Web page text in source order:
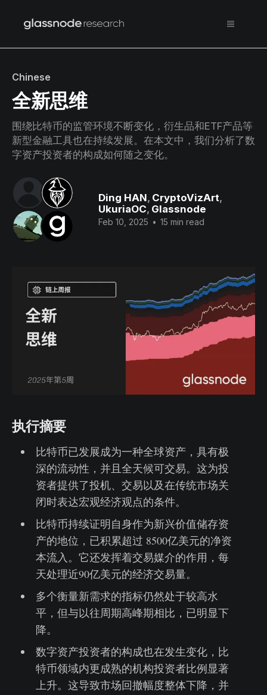
Chinese
全新思维
围绕比特币的监管环境不断变化，衍生品和ETF产品等
新型金融工具也在持续发展。在本文中，我们分析了数
字资产投资者的构成如何随之变化。
Ding HAN, CryptoVizArt,
UkuriaOC, Glassnode
Feb 10, 2025 • 15 min read
执行摘要
比特币已发展成为一种全球资产，具有极
深的流动性，并且全天候可交易。这为投
资者提供了投机、交易以及在传统市场关
闭时表达宏观经济观点的条件。
比特币持续证明自身作为新兴价值储存资
产的地位，已积累超过 8500亿美元的净资
本流入。它还发挥着交易媒介的作用，每
天处理近90亿美元的经济交易量。
多个衡量新需求的指标仍然处于较高水
平，但与以往周期高峰期相比，已明显下
降。
数字资产投资者的构成也在发生变化，比
特币领域内更成熟的机构投资者比例显著
上升。这导致市场回撤幅度整体下降，并